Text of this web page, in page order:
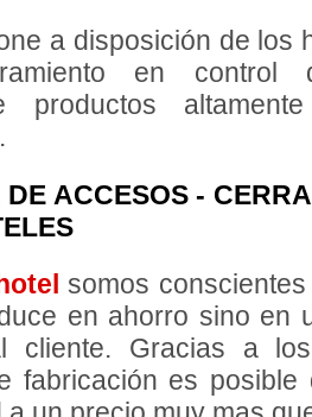
a disposición de los
en control
productos
ACCESOS -
somos
en ahorro sino en
cliente. Gracias a
fabricación es